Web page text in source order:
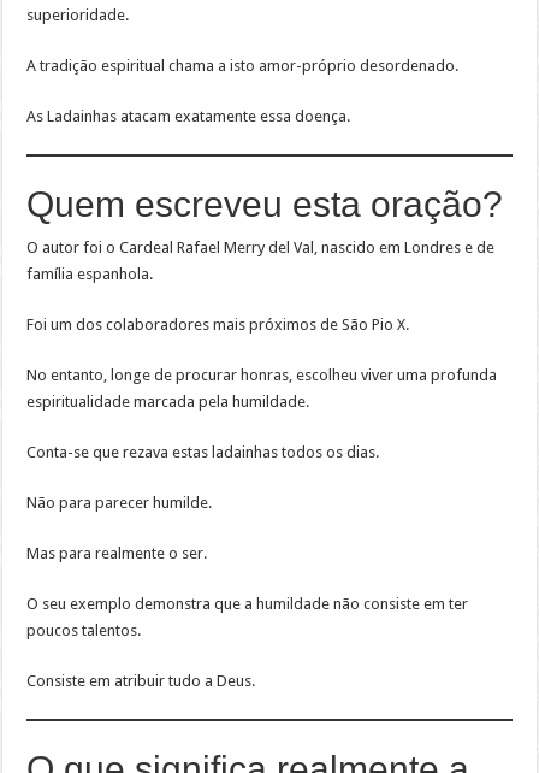
superioridade.
A tradição espiritual chama a isto amor-próprio desordenado.
As Ladainhas atacam exatamente essa doença.
Quem escreveu esta oração?
O autor foi o Cardeal Rafael Merry del Val, nascido em Londres e de
família espanhola.
Foi um dos colaboradores mais próximos de São Pio X.
No entanto, longe de procurar honras, escolheu viver uma profunda
espiritualidade marcada pela humildade.
Conta-se que rezava estas ladainhas todos os dias.
Não para parecer humilde.
Mas para realmente o ser.
O seu exemplo demonstra que a humildade não consiste em ter
poucos talentos.
Consiste em atribuir tudo a Deus.